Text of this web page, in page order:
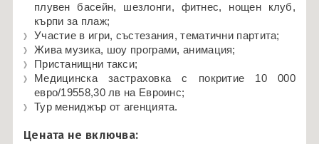
плувен басейн, шезлонги, фитнес, нощен клуб,
кърпи за плаж;
Участие в игри, състезания, тематични партита;
Жива музика, шоу програми, анимация;
Пристанищни такси;
Медицинска застраховка с покритие 10 000
евро/19558,30 лв на Евроинс;
Тур мениджър от агенцията.
Цената не включва: